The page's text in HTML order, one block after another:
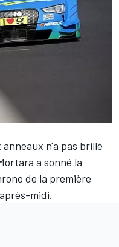
n'a pas brillé
a sonné la
de la première
midi.